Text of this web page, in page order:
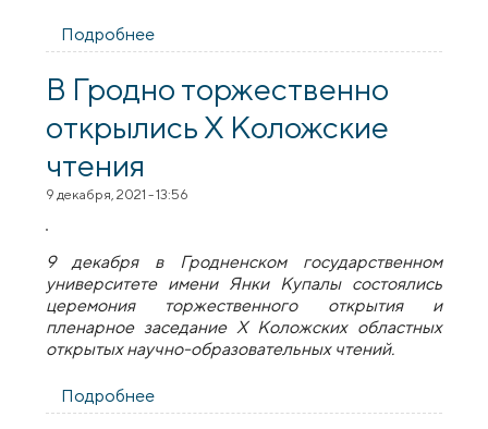
Подробнее
педагогическая мастерская «Что и как
возраста о Боге» и секционные
заседания
В Гродно торжественно
открылись Х Коложские
чтения
9 декабря, 2021 - 13:56
9 декабря в Гродненском государственном
университете имени Янки Купалы состоялись
церемония торжественного открытия и
пленарное заседание Х Коложских областных
открытых научно-образовательных чтений.
Подробнее
Коложские чтения